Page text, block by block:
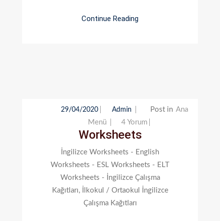
Continue Reading
29/04/2020 Admin Post in Ana
Menü
Worksheets
Için
4 Yorum
Worksheets
İngilizce Worksheets - English
Worksheets - ESL Worksheets - ELT
Worksheets - İngilizce Çalışma
Kağıtları, İlkokul / Ortaokul İngilizce
Çalışma Kağıtları